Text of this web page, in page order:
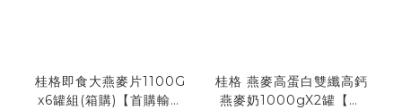
桂格即食大燕麥片1100G
x6罐組(箱購)【首購輸入
桂格 燕麥高蛋白雙纖高鈣
燕麥奶1000gX2罐【首